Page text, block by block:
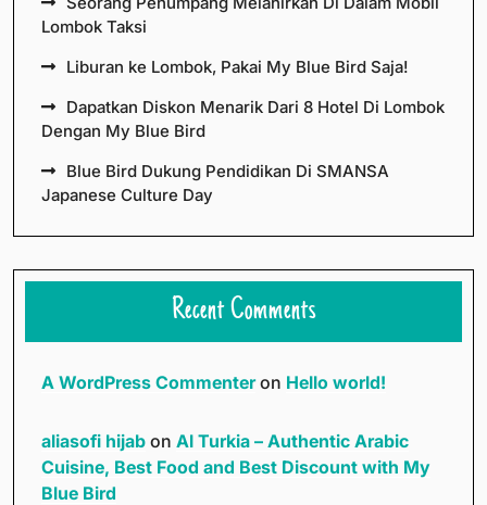
Lombok Taksi
Liburan ke Lombok, Pakai My Blue Bird Saja!
Dapatkan Diskon Menarik Dari 8 Hotel Di Lombok
Dengan My Blue Bird
Blue Bird Dukung Pendidikan Di SMANSA
Japanese Culture Day
Recent Comments
A WordPress Commenteron Hello world!
aliasofi hijab on Al Turkia – Authentic Arabic
Cuisine, Best Food and Best Discount with My
Blue Bird